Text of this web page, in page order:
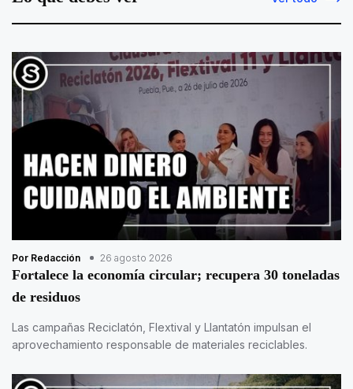
Por Redacción 26 agosto 2026
Fortalece la economía circular; recupera 30 toneladas
de residuos
Las campañas Reciclatón, Flextival y Llantatón impulsan el
aprovechamiento responsable de materiales reciclables.